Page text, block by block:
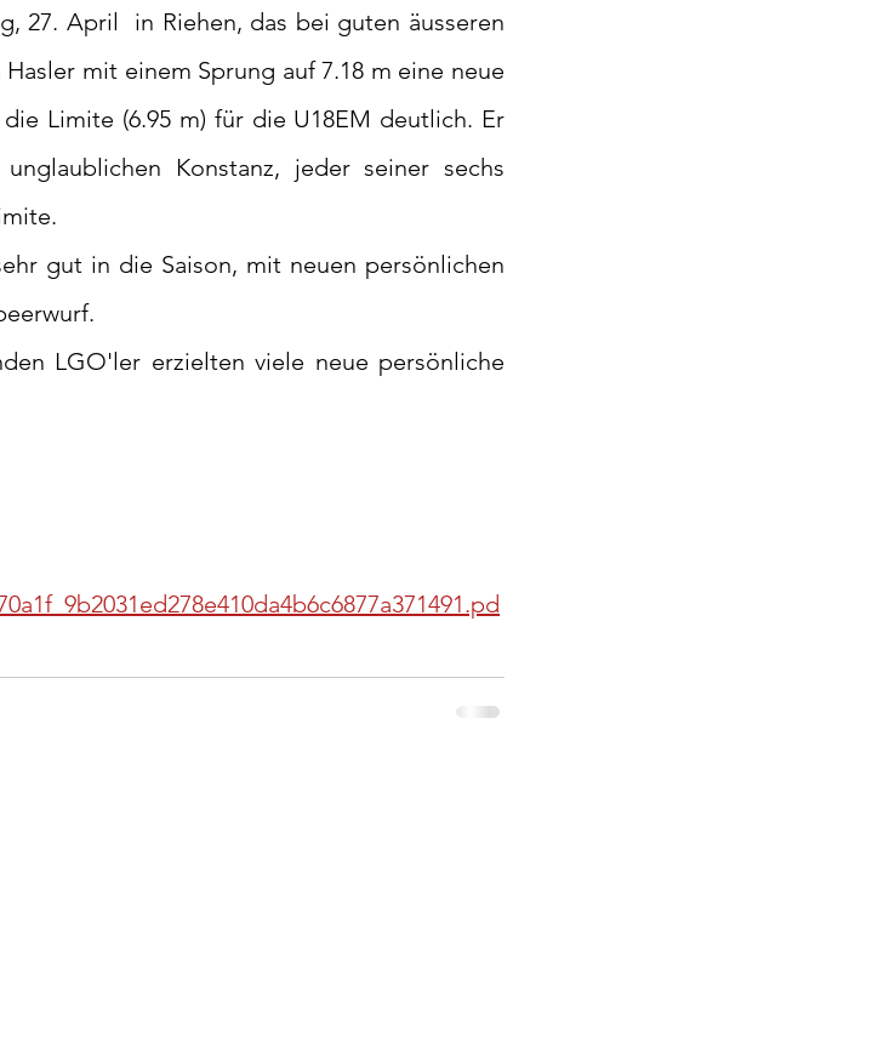
27. April  in Riehen, das bei guten äusseren
mit einem Sprung auf 7.18 m eine neue
Limite (6.95 m) für die U18EM deutlich. Er
Konstanz, jeder seiner sechs
gut in die Saison, mit neuen persönlichen
LGO'ler erzielten viele neue persönliche